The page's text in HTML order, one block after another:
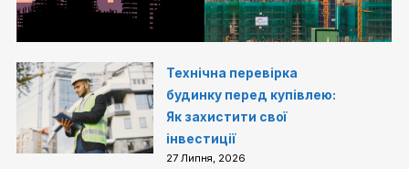
Технічна перевірка
будинку перед купівлею:
Як захистити свої
інвестиції
27 Липня, 2026